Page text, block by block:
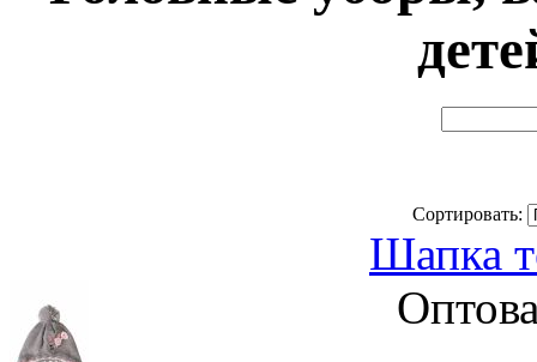
Сортировать:
Шапка